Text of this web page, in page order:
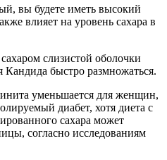
вы будете иметь высокий
влияет на уровень сахара в
слизистой оболочки
Кандида быстро размножаться.
уменьшается для женщин,
диабет, хотя диета с
сахара может
согласно исследованиям